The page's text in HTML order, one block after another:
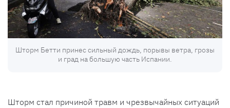
Шторм Бетти принес сильный дождь, порывы ветра, грозы
и град на большую часть Испании.
Шторм стал причиной травм и чрезвычайных ситуаций